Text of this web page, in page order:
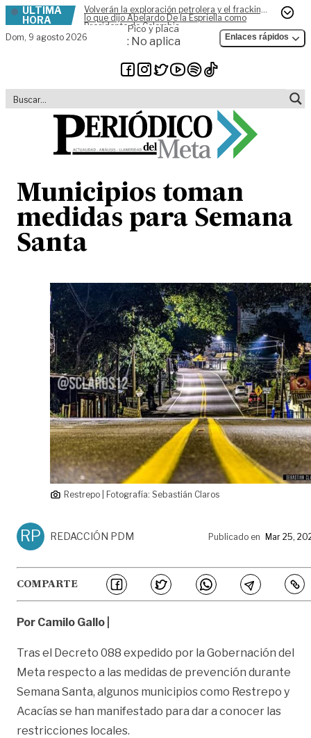
Skip to content
ÚLTIMA
HORA
Volverán la exploración petrolera y el fracking,
lo que dijo Abelardo De la Espriella como
Presidente de Colombia
Dom, 9 agosto 2026
Pico y placa
: No aplica Enlaces rápidos
Municipios toman
medidas para Semana
Santa
Restrepo | Fotografía: Sebastián Claros
RP REDACCIÓN PDM Publicado en Mar 25,
COMPARTE
Por Camilo Gallo |
Tras el Decreto 088 expedido por la Gobernación del
Meta respecto a las medidas de prevención durante
Semana Santa, algunos municipios como Restrepo y
Acacías se han manifestado para dar a conocer las
restricciones locales.